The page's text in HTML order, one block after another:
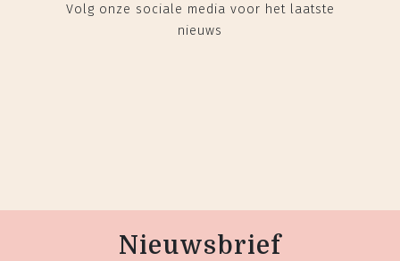
Volg onze sociale media voor het laatste
nieuws
Nieuwsbrief